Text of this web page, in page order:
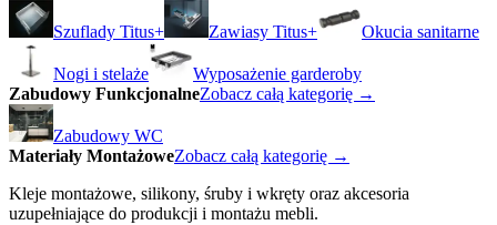
Szuflady Titus+ Zawiasy Titus+ Okucia sanitarne
Nogi i stelaże
Wyposażenie garderoby
Zabudowy FunkcjonalneZobacz całą kategorię →
Zabudowy WC
Materiały MontażoweZobacz całą kategorię →
Kleje montażowe, silikony, śruby i wkręty oraz akcesoria
uzupełniające do produkcji i montażu mebli.